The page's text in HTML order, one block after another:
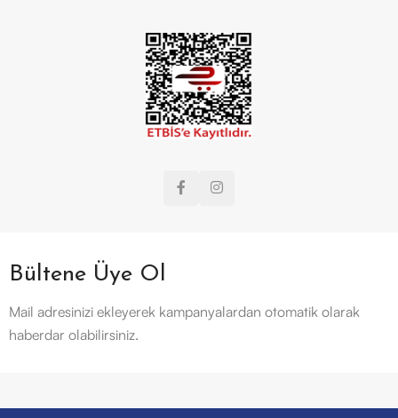
Bültene Üye Ol
Mail adresinizi ekleyerek kampanyalardan otomatik olarak
haberdar olabilirsiniz.